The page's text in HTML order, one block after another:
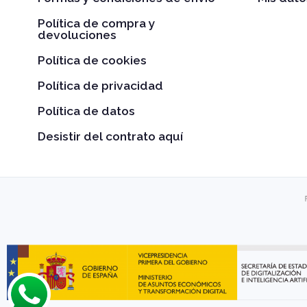
Política de compra y
devoluciones
Política de cookies
Política de privacidad
Política de datos
Desistir del contrato aquí